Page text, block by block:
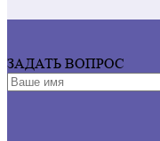
ЗАДАТЬ ВОПРОС